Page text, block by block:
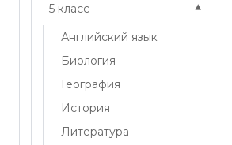
5 класс ▾
Английский язык
Биология
География
История
Литература